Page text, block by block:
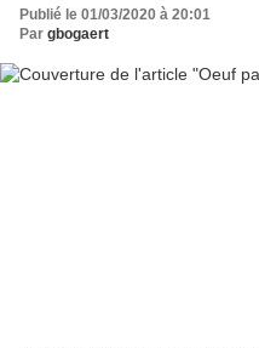
Publié le 01/03/2020 à 20:01
Par gbogaert